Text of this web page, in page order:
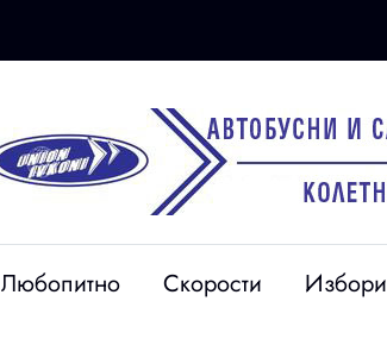
Любопитно Скорости Избори